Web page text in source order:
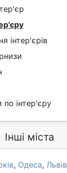
інтер'єрів
по інтер'єру
Інші міста
, Одеса, Львів